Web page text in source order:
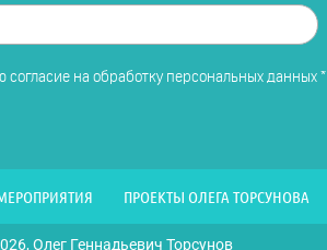
согласие на обработку персональных данных*
ПРОЕКТЫ ОЛЕГА ТОРСУНОВА
Олег Геннадьевич Торсунов